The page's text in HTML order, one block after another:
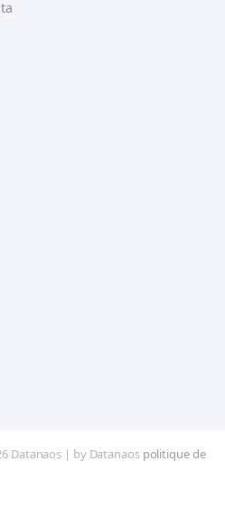
Datanaos | by Datanaos politique de